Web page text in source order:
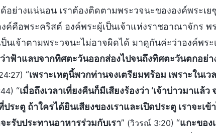
อย่างแน่นอน เราต้องติดตามพระวจนะขององค์พระเยซู
ค์คือพระคริสต์ องค์พระผู้เป็นเจ้าแห่งราชอาณาจักร พ
เจ้าตามพระวจนะไม่อาจผิดได้ มาดูกันค่ะว่าองค์พระ
ว่าฟ้าแลบจากทิศตะวันออกส่องไปจนถึงทิศตะวันตกอย่า
“เพราะเหตุนี้พวกท่านจงเตรียมพร้อม เพราะในเว
“เมื่อถึงเวลาเที่ยงคืนก็มีเสียงร้องว่า ‘เจ้าบ่าวมาแล้ว
ระตู ถ้าใครได้ยินเสียงของเราและเปิดประตู เราจะเข้
ะรับประทานอาหารร่วมกับเรา” (วิวรณ์ 3:20) “แกะของ